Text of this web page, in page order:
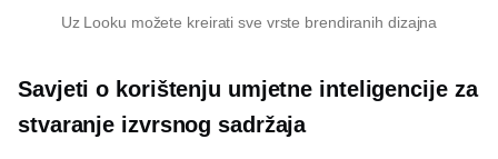
Uz Looku možete kreirati sve vrste brendiranih dizajna
Savjeti o korištenju umjetne inteligencije za
stvaranje izvrsnog sadržaja